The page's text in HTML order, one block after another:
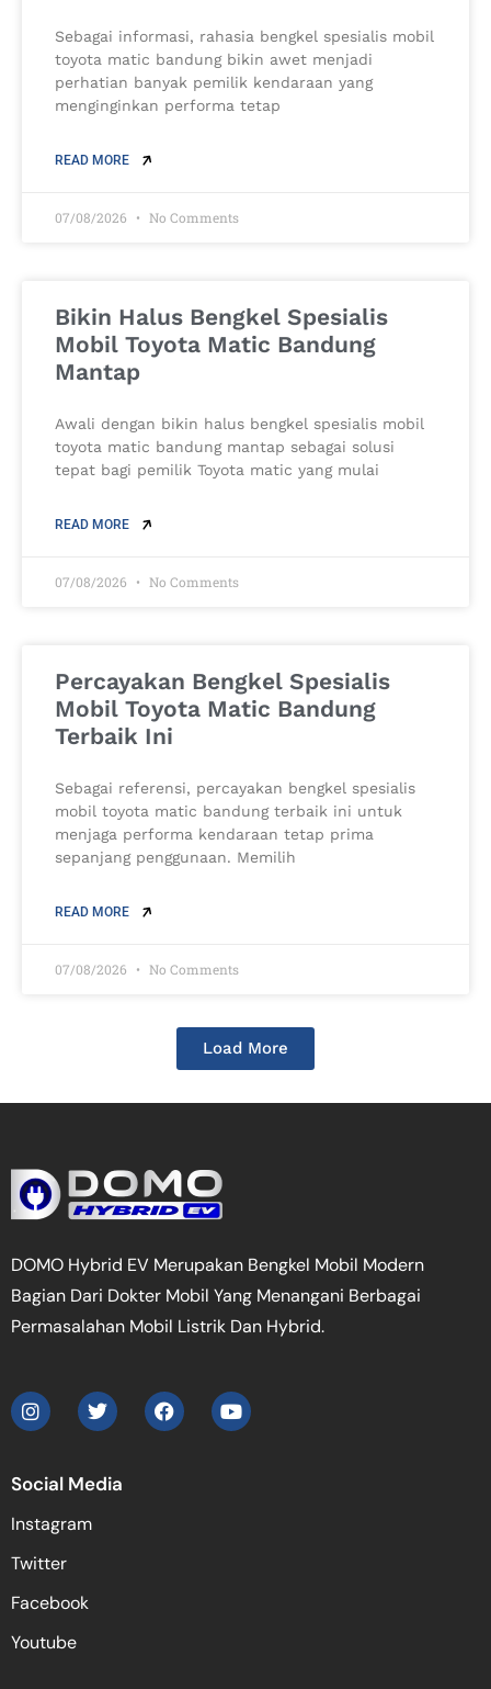
Sebagai informasi, rahasia bengkel spesialis mobil
toyota matic bandung bikin awet menjadi
perhatian banyak pemilik kendaraan yang
menginginkan performa tetap
READ MORE
07/08/2026 No Comments
Bikin Halus Bengkel Spesialis
Mobil Toyota Matic Bandung
Mantap
Awali dengan bikin halus bengkel spesialis mobil
toyota matic bandung mantap sebagai solusi
tepat bagi pemilik Toyota matic yang mulai
READ MORE
07/08/2026 No Comments
Percayakan Bengkel Spesialis
Mobil Toyota Matic Bandung
Terbaik Ini
Sebagai referensi, percayakan bengkel spesialis
mobil toyota matic bandung terbaik ini untuk
menjaga performa kendaraan tetap prima
sepanjang penggunaan. Memilih
READ MORE
07/08/2026 No Comments
Load More
DOMO Hybrid EV Merupakan Bengkel Mobil Modern
Bagian Dari Dokter Mobil Yang Menangani Berbagai
Permasalahan Mobil Listrik Dan Hybrid.
Social Media
Instagram
Twitter
Facebook
Youtube